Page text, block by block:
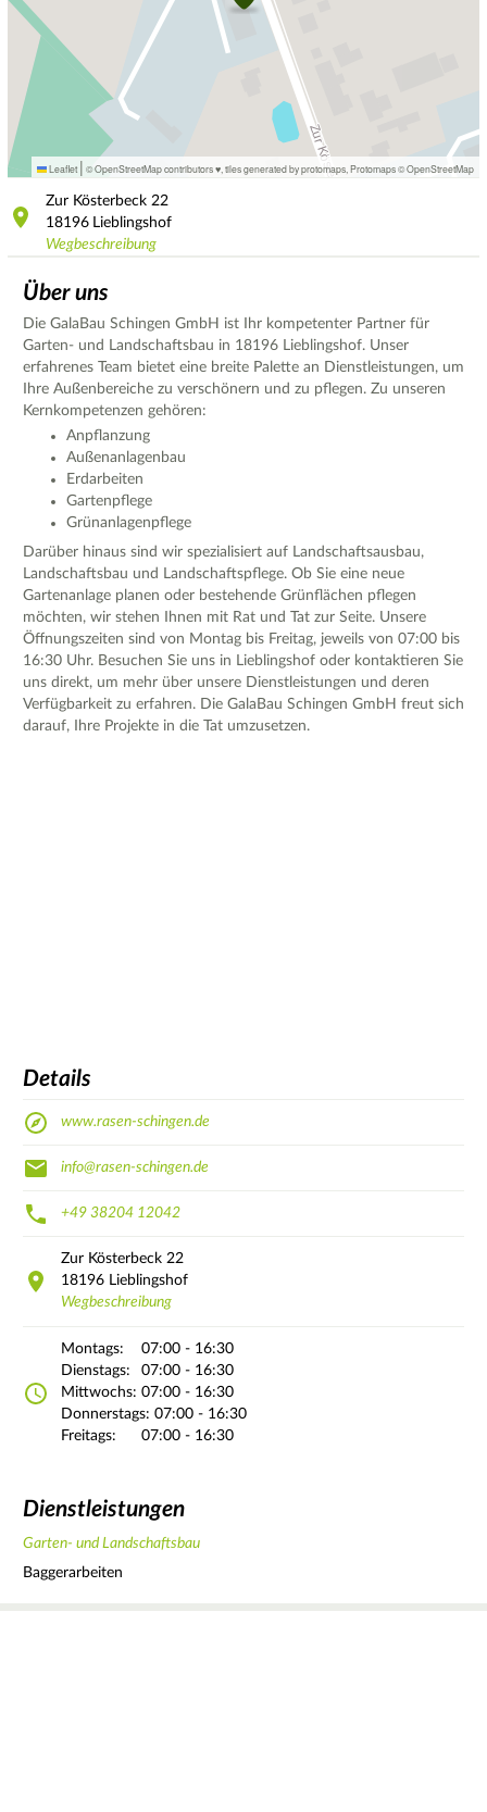
Leaflet | © OpenStreetMap contributors ♥, tiles generated by protomaps Protomaps©OpenStreetMap
Zur Kösterbeck 22
18196 Lieblingshof
Wegbeschreibung
Über uns
Die GalaBau Schingen GmbH ist Ihr kompetenter Partner für
Garten- und Landschaftsbau in 18196 Lieblingshof. Unser
erfahrenes Team bietet eine breite Palette an Dienstleistungen, um
Ihre Außenbereiche zu verschönern und zu pflegen. Zu unseren
Kernkompetenzen gehören:
Anpflanzung
Außenanlagenbau
Erdarbeiten
Gartenpflege
Grünanlagenpflege
Darüber hinaus sind wir spezialisiert auf Landschaftsausbau,
Landschaftsbau und Landschaftspflege. Ob Sie eine neue
Gartenanlage planen oder bestehende Grünflächen pflegen
möchten, wir stehen Ihnen mit Rat und Tat zur Seite. Unsere
Öffnungszeiten sind von Montag bis Freitag, jeweils von 07:00 bis
16:30 Uhr. Besuchen Sie uns in Lieblingshof oder kontaktieren Sie
uns direkt, um mehr über unsere Dienstleistungen und deren
Verfügbarkeit zu erfahren. Die GalaBau Schingen GmbH freut sich
darauf, Ihre Projekte in die Tat umzusetzen.
Details
www.rasen-schingen.de
info@rasen-schingen.de
+49 38204 12042
Zur Kösterbeck 22
18196 Lieblingshof
Wegbeschreibung
Montags:
07:00 - 16:30
Dienstags:
07:00 - 16:30
Mittwochs: 07:00 - 16:30
Donnerstags: 07:00 - 16:30
Freitags:
07:00 - 16:30
Dienstleistungen
Garten- und Landschaftsbau
Baggerarbeiten